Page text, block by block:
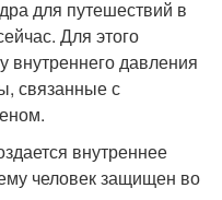
для путешествий в
Для этого
внутреннего давления
связанные с
внутреннее
человек защищен во